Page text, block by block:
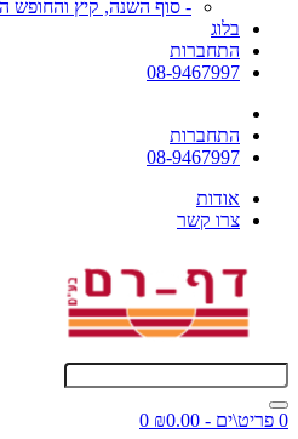
- סוף השנה, קיץ והחופש
בלוג
התחברות
08-9467997
התחברות
08-9467997
אודות
צרו קשר
0 פריט\ים - ₪0.00
0